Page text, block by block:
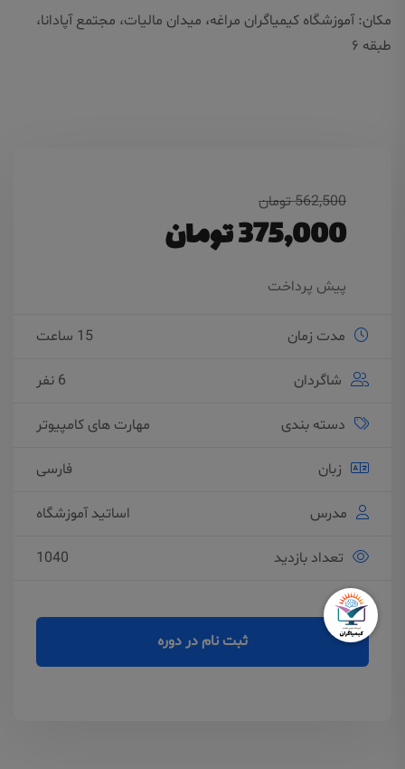
مکان: آموزشگاه کیمیاگران مراغه، میدان مالیات، مجتمع آپادانا،
طبقه ۶
562,500 تومان
375,000 تومان
پیش پرداخت
مدت زمان 15 ساعت
شاگردان 6 نفر
دسته بندی مهارت های کامپیوتر
زبان فارسی
مدرس اساتید آموزشگاه
تعداد بازدید 1040
ثبت نام در دوره